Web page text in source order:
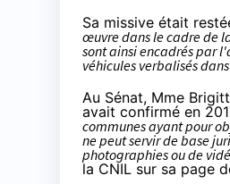
Sa missive était
œuvre dans le cadre de
sont ainsi encadrés par
véhicules verbalisés
Au Sénat, Mme
avait confirmé en
communes ayant pour
ne peut servir de base
photographies ou de
la CNIL sur sa page